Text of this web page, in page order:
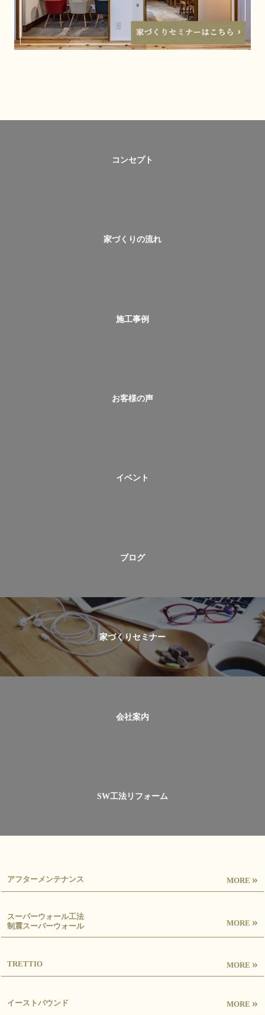
コンセプト
家づくりの流れ
施工事例
お客様の声
イベント
ブログ
家づくりセミナー
会社案内
SW工法リフォーム
アフターメンテナンス MORE »
スーパーウォール工法
制震スーパーウォール
MORE »
TRETTIO MORE »
イーストバウンド MORE »